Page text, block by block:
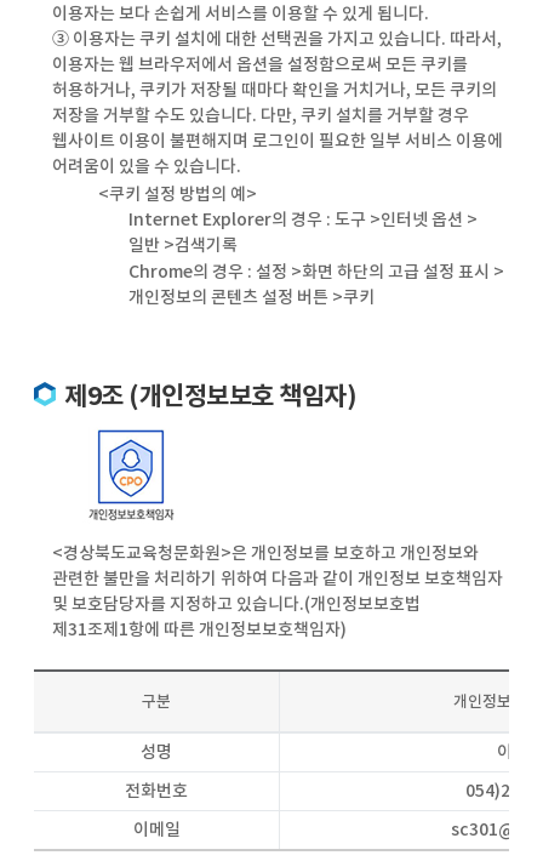
이용자는 보다 손쉽게 서비스를 이용할 수 있게 됩니다.
③ 이용자는 쿠키 설치에 대한 선택권을 가지고 있습니다. 따라서,
이용자는 웹 브라우저에서 옵션을 설정함으로써 모든 쿠키를
허용하거나, 쿠키가 저장될 때마다 확인을 거치거나, 모든 쿠키의
저장을 거부할 수도 있습니다. 다만, 쿠키 설치를 거부할 경우
웹사이트 이용이 불편해지며 로그인이 필요한 일부 서비스 이용에
어려움이 있을 수 있습니다.
<쿠키 설정 방법의 예>
Internet Explorer의 경우 : 도구 >인터넷 옵션 >
일반 >검색기록
Chrome의 경우 : 설정 >화면 하단의 고급 설정 표시 >
개인정보의 콘텐츠 설정 버튼 >쿠키
제9조 (개인정보보호 책임자)
<경상북도교육청문화원>은 개인정보를 보호하고 개인정보와
관련한 불만을 처리하기 위하여 다음과 같이 개인정보 보호책임자
및 보호담당자를 지정하고 있습니다.(개인정보보호법
제31조제1항에 따른 개인정보보호책임자)
구분 개인정보 보
성명
이귀
전화번호
054)245-
이메일